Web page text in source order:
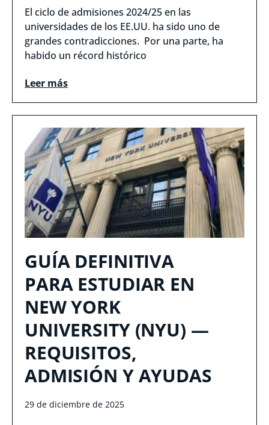
El ciclo de admisiones 2024/25 en las
universidades de los EE.UU. ha sido uno de
grandes contradicciones. Por una parte, ha
habido un récord histórico
Leer más
GUÍA DEFINITIVA
PARA ESTUDIAR EN
NEW YORK
UNIVERSITY (NYU) —
REQUISITOS,
ADMISIÓN Y AYUDAS
29 de diciembre de 2025